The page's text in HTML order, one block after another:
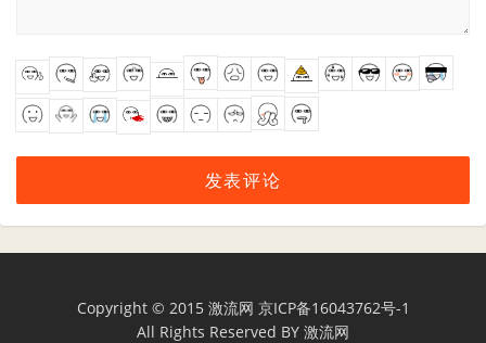
Copyright © 2015 激流网 京ICP备16043762号-1
All Rights Reserved BY 激流网